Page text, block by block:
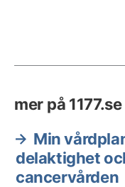
mer på 1177.se
Min
delaktighet
cancervården